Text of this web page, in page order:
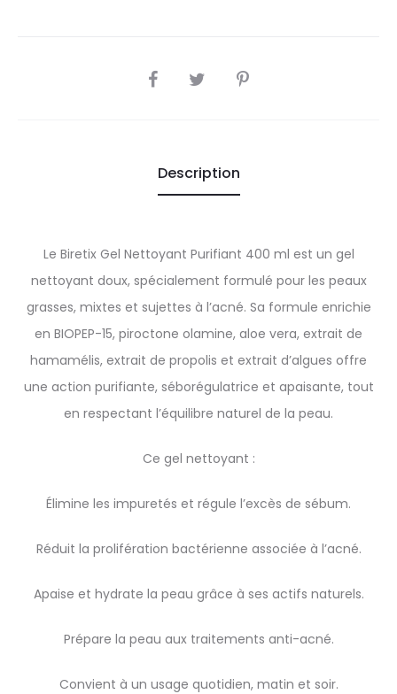
SHARE
Description
Le Biretix Gel Nettoyant Purifiant 400 ml est un gel
nettoyant doux, spécialement formulé pour les peaux
grasses, mixtes et sujettes à l’acné. Sa formule enrichie
en BIOPEP-15, piroctone olamine, aloe vera, extrait de
hamamélis, extrait de propolis et extrait d’algues offre
une action purifiante, séborégulatrice et apaisante, tout
en respectant l’équilibre naturel de la peau.
Ce gel nettoyant :
Élimine les impuretés et régule l’excès de sébum.
Réduit la prolifération bactérienne associée à l’acné.
Apaise et hydrate la peau grâce à ses actifs naturels.
Prépare la peau aux traitements anti-acné.
Convient à un usage quotidien, matin et soir.